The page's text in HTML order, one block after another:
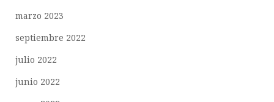
marzo 2023
septiembre 2022
julio 2022
junio 2022